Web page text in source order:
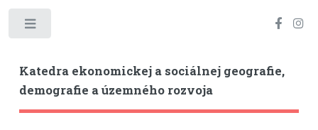
Katedra ekonomickej a sociálnej geografie,
demografie a územného rozvoja